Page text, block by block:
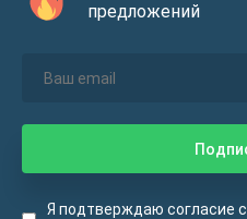
предложений
Я подтверждаю согласие с